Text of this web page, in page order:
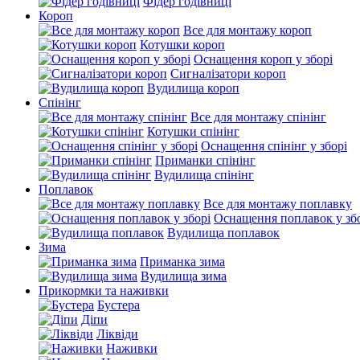
Короп
Все для монтажу короп
Котушки короп
Оснащення короп у зборі
Сигналізатори короп
Вудилища короп
Спінінг
Все для монтажу спінінг
Котушки спінінг
Оснащення спінінг у зборі
Приманки спінінг
Вудилища спінінг
Поплавок
Все для монтажу поплавку
Оснащення поплавок у
Вудилища поплавок
Зима
Приманка зима
Вудилища зима
Прикормки та наживки
Бустера
Діпи
Ліквіди
Наживки